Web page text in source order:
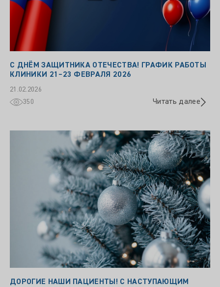
С ДНЁМ ЗАЩИТНИКА ОТЕЧЕСТВА! ГРАФИК РАБОТЫ
КЛИНИКИ 21–23 ФЕВРАЛЯ 2026
21.02.2026
350
Читать далее
ДОРОГИЕ НАШИ ПАЦИЕНТЫ! С НАСТУПАЮЩИМ